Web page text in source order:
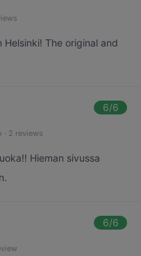
The original and
6/6
· 2 reviews
Hieman sivussa
6/6